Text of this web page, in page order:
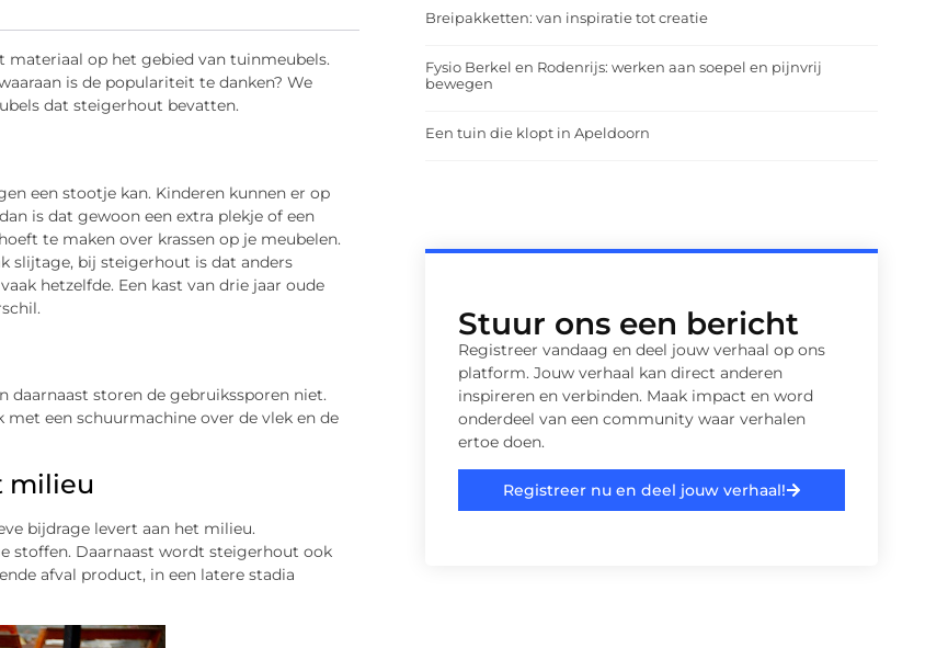
materiaal op het gebied van tuinmeubels.
is de populariteit te danken? We
dat steigerhout bevatten.
een stootje kan. Kinderen kunnen er op
is dat gewoon een extra plekje of een
te maken over krassen op je meubelen.
slijtage, bij steigerhout is dat anders
hetzelfde. Een kast van drie jaar oude
storen de gebruikssporen niet.
een schuurmachine over de vlek en de
milieu
bijdrage levert aan het milieu.
stoffen. Daarnaast wordt steigerhout ook
afval product, in een latere stadia
Breipakketten: van inspiratie tot creatie
Fysio Berkel en Rodenrijs: werken aan soepel en pijnvrij
bewegen
Een tuin die klopt in Apeldoorn
Stuur ons een bericht
Registreer vandaag en deel jouw verhaal op ons
platform. Jouw verhaal kan direct anderen
inspireren en verbinden. Maak impact en word
onderdeel van een community waar verhalen
ertoe doen.
Registreer nu en deel jouw verhaal!